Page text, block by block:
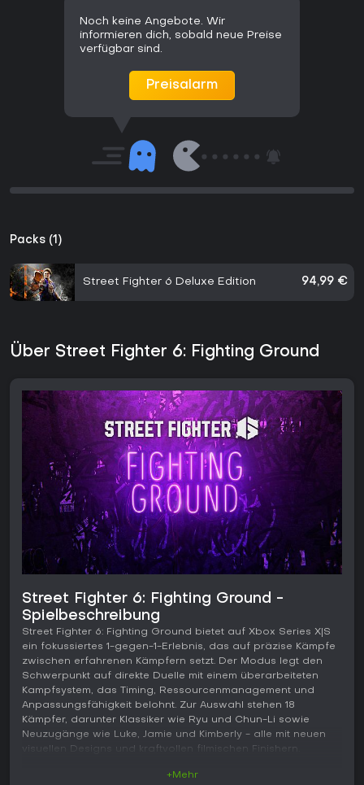
Noch keine Angebote. Wir
informieren dich, sobald neue Preise
verfügbar sind.
Preisalarm
Packs (1)
Street Fighter 6 Deluxe Edition 94,99 €
Über Street Fighter 6: Fighting Ground
Street Fighter 6: Fighting Ground -
Spielbeschreibung
Street Fighter 6: Fighting Ground bietet auf Xbox Series X|S
ein fokussiertes 1-gegen-1-Erlebnis, das auf präzise Kämpfe
zwischen erfahrenen Kämpfern setzt. Der Modus legt den
Schwerpunkt auf direkte Duelle mit einem überarbeiteten
Kampfsystem, das Timing, Ressourcenmanagement und
Anpassungsfähigkeit belohnt. Zur Auswahl stehen 18
Kämpfer, darunter Klassiker wie Ryu und Chun-Li sowie
Neuzugänge wie Luke, Jamie und Kimberly - alle mit neuen
visuellen Designs und kraftvollen filmischen Finishern.
+Mehr